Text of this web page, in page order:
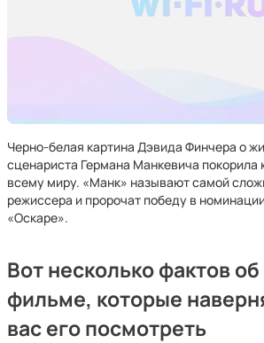
Черно-белая картина Дэвида Финчера о
сценариста Германа Манкевича покорила
всему миру. «Манк» называют самой
режиссера и пророчат победу в
«Оскаре».
Вот несколько фактов
фильме, которые
вас его посмотреть